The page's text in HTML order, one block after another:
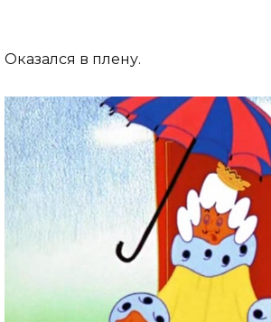
Оказался в плену.